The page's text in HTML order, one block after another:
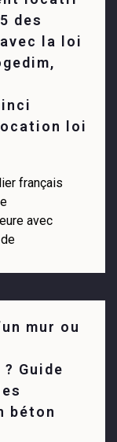
des
la loi
loi
français
avec
mur ou
Guide
béton